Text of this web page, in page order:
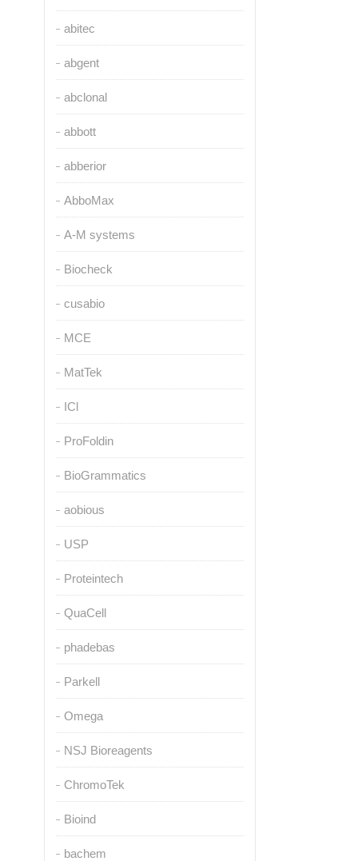
abitec
abgent
abclonal
abbott
abberior
AbboMax
A-M systems
Biocheck
cusabio
MCE
MatTek
ICl
ProFoldin
BioGrammatics
aobious
USP
Proteintech
QuaCell
phadebas
Parkell
Omega
NSJ Bioreagents
ChromoTek
Bioind
bachem